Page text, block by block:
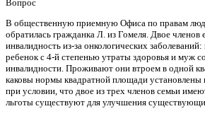
Вопрос
В общественную приемную Офиса по правам
обратилась гражданка Л. из Гомеля. Двое членов
инвалидность из-за онкологических
ребенок с 4-й степенью утраты здоровья и муж
инвалидности. Проживают они втроем в одной
каковы нормы квадратной площади установлены
при условии, что двое из трех членов семьи
льготы существуют для улучшения